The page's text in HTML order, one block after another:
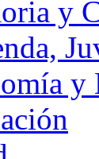
y
y